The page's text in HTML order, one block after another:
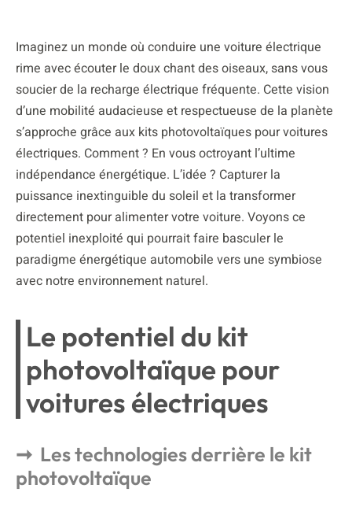
Imaginez un monde où conduire une voiture électrique
rime avec écouter le doux chant des oiseaux, sans vous
soucier de la recharge électrique fréquente. Cette vision
d’une mobilité audacieuse et respectueuse de la planète
s’approche grâce aux kits photovoltaïques pour voitures
électriques. Comment ? En vous octroyant l’ultime
indépendance énergétique. L’idée ? Capturer la
puissance inextinguible du soleil et la transformer
directement pour alimenter votre voiture. Voyons ce
potentiel inexploité qui pourrait faire basculer le
paradigme énergétique automobile vers une symbiose
avec notre environnement naturel.
Le potentiel du kit
photovoltaïque pour
voitures électriques
Les technologies derrière le kit
photovoltaïque